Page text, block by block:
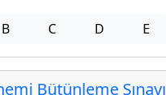
B C D E
Bütünleme Sınavı